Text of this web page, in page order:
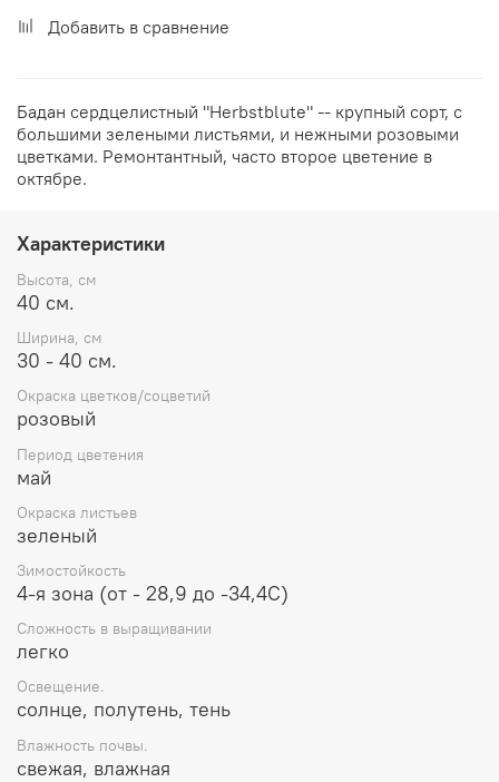
Добавить в сравнение
Бадан сердцелистный "Herbstblute" -- крупный сорт, с
большими зелеными листьями, и нежными розовыми
цветками. Ремонтантный, часто второе цветение в
октябре.
Характеристики
Высота, см
40 см.
Ширина, см
30 - 40 см.
Окраска цветков/соцветий
розовый
Период цветения
май
Окраска листьев
зеленый
Зимостойкость
4-я зона (от - 28,9 до -34,4С)
Сложность в выращивании
легко
Освещение.
солнце, полутень, тень
Влажность почвы.
свежая, влажная